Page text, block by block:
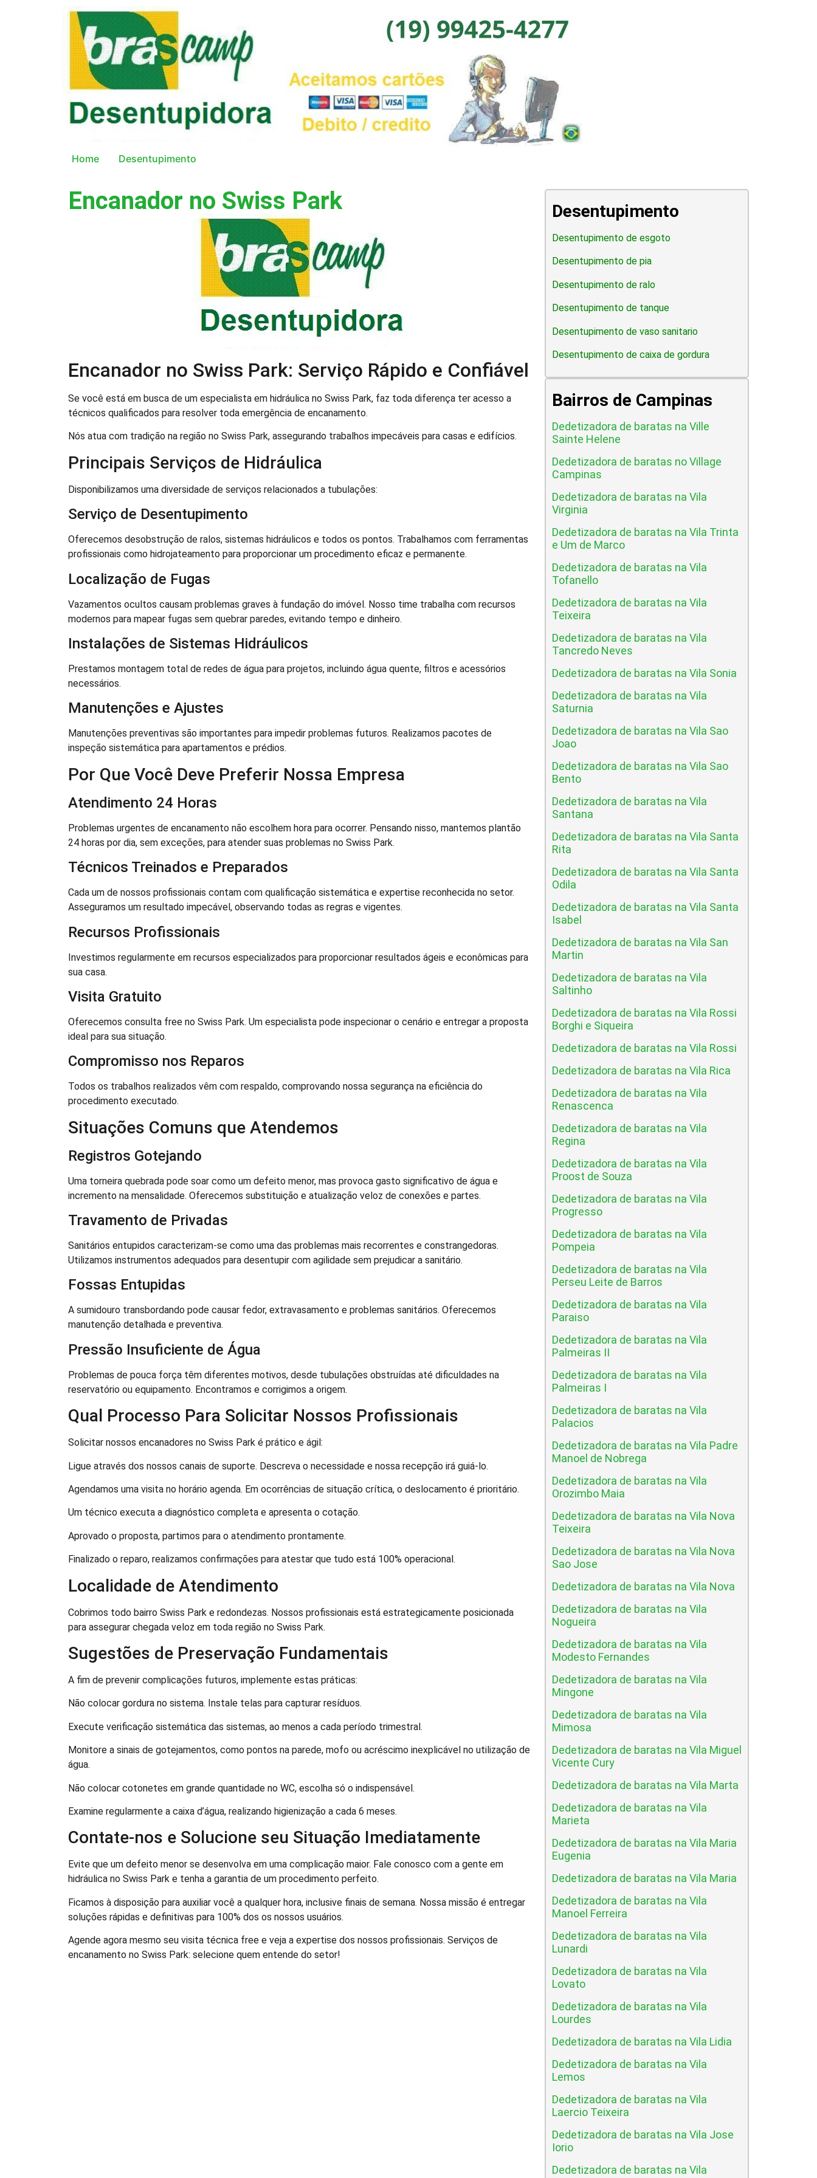
Home Desentupimento
Encanador no Swiss Park
Encanador no Swiss Park: Serviço Rápido e Confiável
Se você está em busca de um especialista em hidráulica no Swiss Park, faz toda diferença ter acesso a
técnicos qualificados para resolver toda emergência de encanamento.
Nós atua com tradição na região no Swiss Park, assegurando trabalhos impecáveis para casas e edifícios.
Principais Serviços de Hidráulica
Disponibilizamos uma diversidade de serviços relacionados a tubulações:
Serviço de Desentupimento
Oferecemos desobstrução de ralos, sistemas hidráulicos e todos os pontos. Trabalhamos com ferramentas
profissionais como hidrojateamento para proporcionar um procedimento eficaz e permanente.
Localização de Fugas
Vazamentos ocultos causam problemas graves à fundação do imóvel. Nosso time trabalha com recursos
modernos para mapear fugas sem quebrar paredes, evitando tempo e dinheiro.
Instalações de Sistemas Hidráulicos
Prestamos montagem total de redes de água para projetos, incluindo água quente, filtros e acessórios
necessários.
Manutenções e Ajustes
Manutenções preventivas são importantes para impedir problemas futuros. Realizamos pacotes de
inspeção sistemática para apartamentos e prédios.
Por Que Você Deve Preferir Nossa Empresa
Atendimento 24 Horas
Problemas urgentes de encanamento não escolhem hora para ocorrer. Pensando nisso, mantemos plantão
24 horas por dia, sem exceções, para atender suas problemas no Swiss Park.
Técnicos Treinados e Preparados
Cada um de nossos profissionais contam com qualificação sistemática e expertise reconhecida no setor.
Asseguramos um resultado impecável, observando todas as regras e vigentes.
Recursos Profissionais
Investimos regularmente em recursos especializados para proporcionar resultados ágeis e econômicas para
sua casa.
Visita Gratuito
Oferecemos consulta free no Swiss Park. Um especialista pode inspecionar o cenário e entregar a proposta
ideal para sua situação.
Compromisso nos Reparos
Todos os trabalhos realizados vêm com respaldo, comprovando nossa segurança na eficiência do
procedimento executado.
Situações Comuns que Atendemos
Registros Gotejando
Uma torneira quebrada pode soar como um defeito menor, mas provoca gasto significativo de água e
incremento na mensalidade. Oferecemos substituição e atualização veloz de conexões e partes.
Travamento de Privadas
Sanitários entupidos caracterizam-se como uma das problemas mais recorrentes e constrangedoras.
Utilizamos instrumentos adequados para desentupir com agilidade sem prejudicar a sanitário.
Fossas Entupidas
A sumidouro transbordando pode causar fedor, extravasamento e problemas sanitários. Oferecemos
manutenção detalhada e preventiva.
Pressão Insuficiente de Água
Problemas de pouca força têm diferentes motivos, desde tubulações obstruídas até dificuldades na
reservatório ou equipamento. Encontramos e corrigimos a origem.
Qual Processo Para Solicitar Nossos Profissionais
Solicitar nossos encanadores no Swiss Park é prático e ágil:
Ligue através dos nossos canais de suporte. Descreva o necessidade e nossa recepção irá guiá-lo.
Agendamos uma visita no horário agenda. Em ocorrências de situação crítica, o deslocamento é prioritário.
Um técnico executa a diagnóstico completa e apresenta o cotação.
Aprovado o proposta, partimos para o atendimento prontamente.
Finalizado o reparo, realizamos confirmações para atestar que tudo está 100% operacional.
Localidade de Atendimento
Cobrimos todo bairro Swiss Park e redondezas. Nossos profissionais está estrategicamente posicionada
para assegurar chegada veloz em toda região no Swiss Park.
Sugestões de Preservação Fundamentais
A fim de prevenir complicações futuros, implemente estas práticas:
Não colocar gordura no sistema. Instale telas para capturar resíduos.
Execute verificação sistemática das sistemas, ao menos a cada período trimestral.
Monitore a sinais de gotejamentos, como pontos na parede, mofo ou acréscimo inexplicável no utilização de
água.
Não colocar cotonetes em grande quantidade no WC, escolha só o indispensável.
Examine regularmente a caixa d’água, realizando higienização a cada 6 meses.
Contate-nos e Solucione seu Situação Imediatamente
Evite que um defeito menor se desenvolva em uma complicação maior. Fale conosco com a gente em
hidráulica no Swiss Park e tenha a garantia de um procedimento perfeito.
Ficamos à disposição para auxiliar você a qualquer hora, inclusive finais de semana. Nossa missão é entregar
soluções rápidas e definitivas para 100% dos os nossos usuários.
Agende agora mesmo seu visita técnica free e veja a expertise dos nossos profissionais. Serviços de
encanamento no Swiss Park: selecione quem entende do setor!
Desentupimento
Desentupimento de esgoto
Desentupimento de pia
Desentupimento de ralo
Desentupimento de tanque
Desentupimento de vaso sanitario
Desentupimento de caixa de gordura
Bairros de Campinas
Dedetizadora de baratas na Ville
Sainte Helene
Dedetizadora de baratas no Village
Campinas
Dedetizadora de baratas na Vila
Virginia
Dedetizadora de baratas na Vila Trinta
e Um de Marco
Dedetizadora de baratas na Vila
Tofanello
Dedetizadora de baratas na Vila
Teixeira
Dedetizadora de baratas na Vila
Tancredo Neves
Dedetizadora de baratas na Vila Sonia
Dedetizadora de baratas na Vila
Saturnia
Dedetizadora de baratas na Vila Sao
Joao
Dedetizadora de baratas na Vila Sao
Bento
Dedetizadora de baratas na Vila
Santana
Dedetizadora de baratas na Vila Santa
Rita
Dedetizadora de baratas na Vila Santa
Odila
Dedetizadora de baratas na Vila Santa
Isabel
Dedetizadora de baratas na Vila San
Martin
Dedetizadora de baratas na Vila
Saltinho
Dedetizadora de baratas na Vila Rossi
Borghi e Siqueira
Dedetizadora de baratas na Vila Rossi
Dedetizadora de baratas na Vila Rica
Dedetizadora de baratas na Vila
Renascenca
Dedetizadora de baratas na Vila
Regina
Dedetizadora de baratas na Vila
Proost de Souza
Dedetizadora de baratas na Vila
Progresso
Dedetizadora de baratas na Vila
Pompeia
Dedetizadora de baratas na Vila
Perseu Leite de Barros
Dedetizadora de baratas na Vila
Paraiso
Dedetizadora de baratas na Vila
Palmeiras II
Dedetizadora de baratas na Vila
Palmeiras I
Dedetizadora de baratas na Vila
Palacios
Dedetizadora de baratas na Vila Padre
Manoel de Nobrega
Dedetizadora de baratas na Vila
Orozimbo Maia
Dedetizadora de baratas na Vila Nova
Teixeira
Dedetizadora de baratas na Vila Nova
Sao Jose
Dedetizadora de baratas na Vila Nova
Dedetizadora de baratas na Vila
Nogueira
Dedetizadora de baratas na Vila
Modesto Fernandes
Dedetizadora de baratas na Vila
Mingone
Dedetizadora de baratas na Vila
Mimosa
Dedetizadora de baratas na Vila Miguel
Vicente Cury
Dedetizadora de baratas na Vila Marta
Dedetizadora de baratas na Vila
Marieta
Dedetizadora de baratas na Vila Maria
Eugenia
Dedetizadora de baratas na Vila Maria
Dedetizadora de baratas na Vila
Manoel Ferreira
Dedetizadora de baratas na Vila
Lunardi
Dedetizadora de baratas na Vila
Lovato
Dedetizadora de baratas na Vila
Lourdes
Dedetizadora de baratas na Vila Lidia
Dedetizadora de baratas na Vila
Lemos
Dedetizadora de baratas na Vila
Laercio Teixeira
Dedetizadora de baratas na Vila Jose
Iorio
Dedetizadora de baratas na Vila